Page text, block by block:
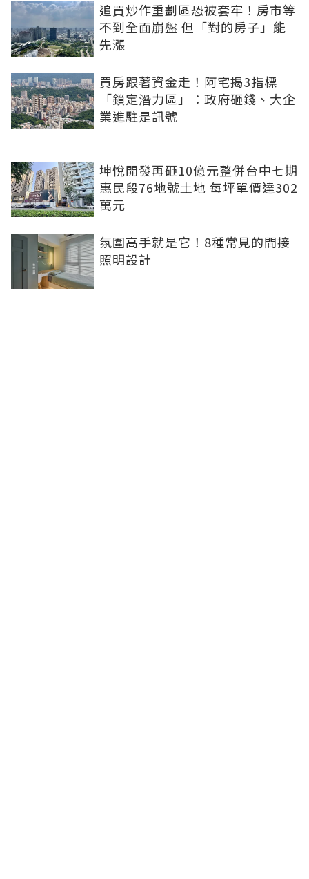
追買炒作重劃區恐被套牢！房市等
不到全面崩盤 但「對的房子」能
先漲
買房跟著資金走！阿宅揭3指標
「鎖定潛力區」：政府砸錢、大企
業進駐是訊號
坤悅開發再砸10億元整併台中七期
惠民段76地號土地 每坪單價達302
萬元
氛圍高手就是它！8種常見的間接
照明設計